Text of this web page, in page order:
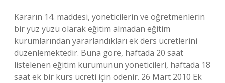
Kararın 14. maddesi, yöneticilerin ve öğretmenlerin
bir yüz yüzü olarak eğitim almadan eğitim
kurumlarından yararlandıkları ek ders ücretlerini
düzenlemektedir. Buna göre, haftada 20 saat
listelenen eğitim kurumunun yöneticileri, haftada 18
saat ek bir kurs ücreti için ödenir. 26 Mart 2010 Ek